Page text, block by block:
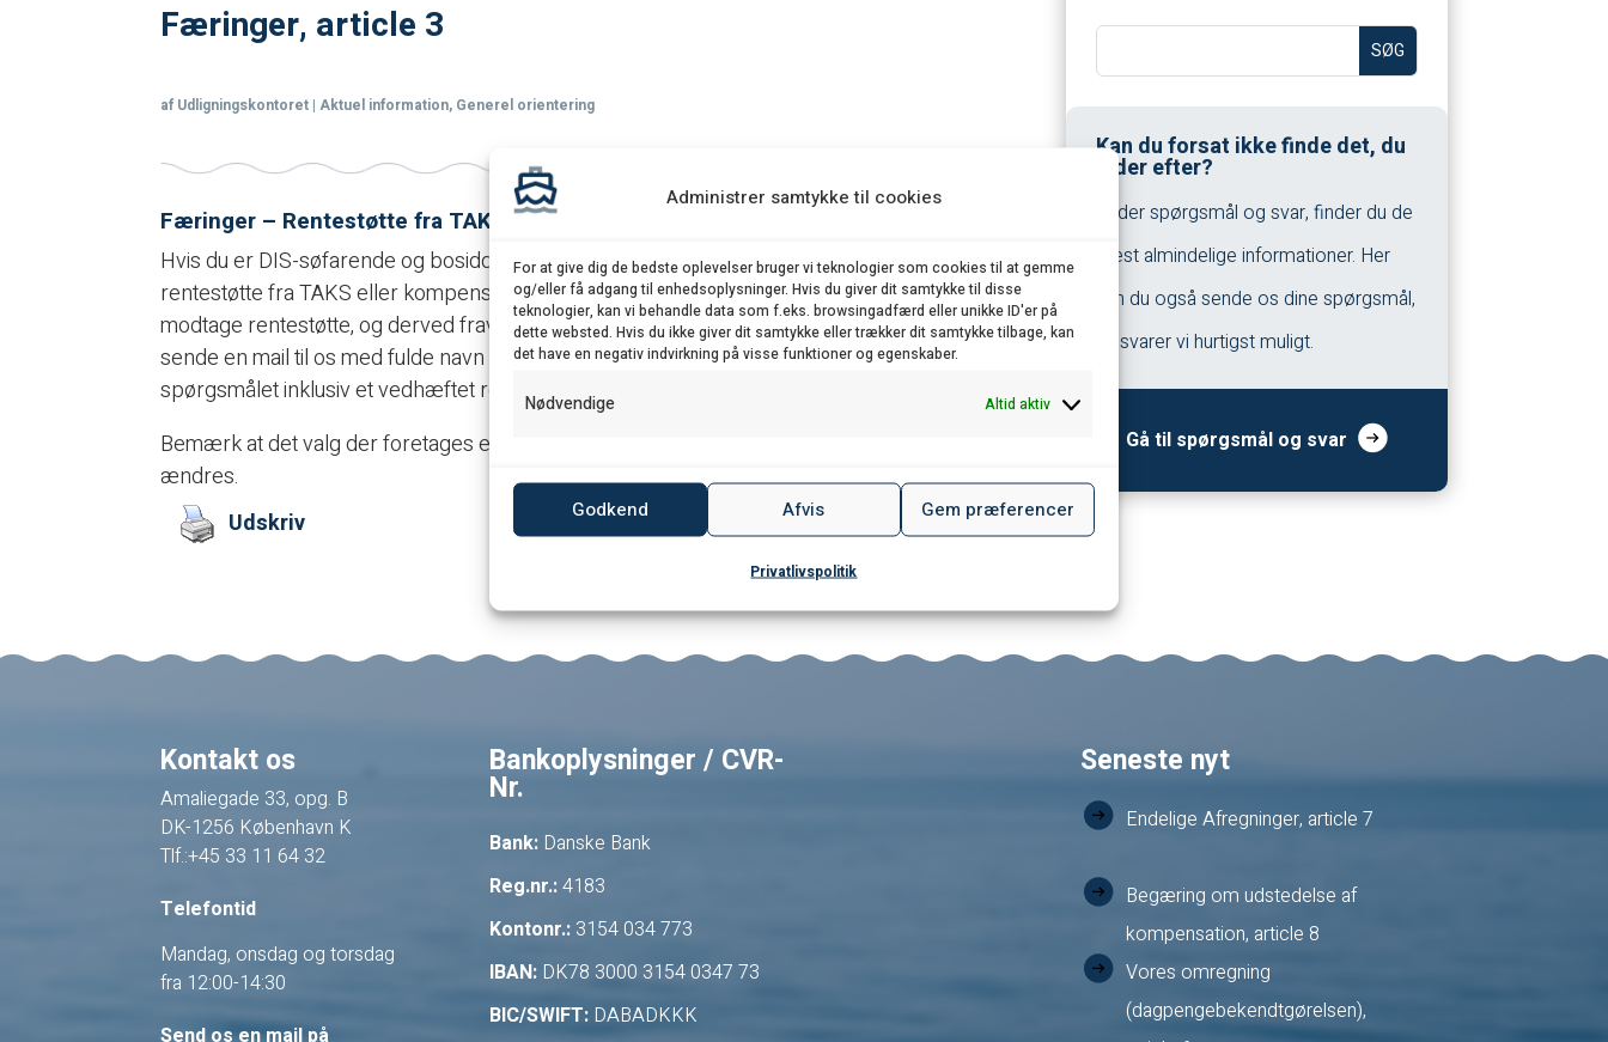
Administrer samtykke til cookies
For at give dig de bedste oplevelser bruger vi teknologier som cookies til at gemme
og/eller få adgang til enhedsoplysninger. Hvis du giver dit samtykke til disse
teknologier, kan vi behandle data som f.eks. browsingadfærd eller unikke ID'er på
dette websted. Hvis du ikke giver dit samtykke eller trækker dit samtykke tilbage, kan
det have en negativ indvirkning på visse funktioner og egenskaber.
Nødvendige Altid aktiv
Godkend Afvis Gem præferencer
Privatlivspolitik
Færinger, article 3
af Udligningskontoret |Aktuel information, Generel orientering
Færinger – Rentestøtte fra TAKS el. Udligningskontoret?
Hvis du er DIS-søfarende og bosiddende på Færøerne, skal du vælge om du vil modtage
rentestøtte fra TAKS eller kompensation fra Udligningskontoret. Søfarende der ønsker at
modtage rentestøtte, og derved fravælger kompensation fra Udligningskontoret, skal
sende en mail til os med fulde navn og oplysning om arbejdsgiver. Vi vil herefter besvare
spørgsmålet inklusiv et vedhæftet rentestøttebrev.
Bemærk at det valg der foretages er gældende for hele indkomståret, og det kan ikke
ændres.
Udskriv
Kan du forsat ikke finde det, du
leder efter?
Under spørgsmål og svar, finder du de
mest almindelige informationer. Her
kan du også sende os dine spørgsmål,
så svarer vi hurtigst muligt.
Gå til spørgsmål og svar
Kontakt os
Amaliegade 33, opg. B
DK-1256 København K
Tlf.:+45 33 11 64 32
Telefontid
Mandag, onsdag og torsdag
fra 12:00-14:30
Bankoplysninger / CVR-
Nr.
Bank:Danske Bank
Reg.nr.:4183
Kontonr.:3154 034 773
IBAN:DK78 3000 3154 0347 73
BIC/SWIFT:DABADKKK
Seneste nyt
Endelige Afregninger, article 7
Begæring om udstedelse af
kompensation, article 8
Vores omregning
(dagpengebekendtgørelsen),